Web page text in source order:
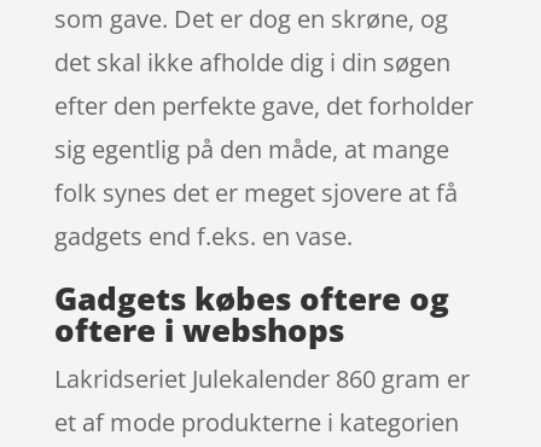
som gave. Det er dog en skrøne, og
det skal ikke afholde dig i din søgen
efter den perfekte gave, det forholder
sig egentlig på den måde, at mange
folk synes det er meget sjovere at få
gadgets end f.eks. en vase.
Gadgets købes oftere og
oftere i webshops
Lakridseriet Julekalender 860 gram er
et af mode produkterne i kategorien